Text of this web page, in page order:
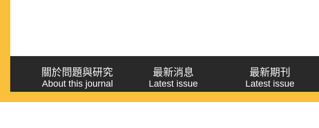
關於問題與研究
About this journal
最新消息
Latest issue
最新期刊
Latest issue